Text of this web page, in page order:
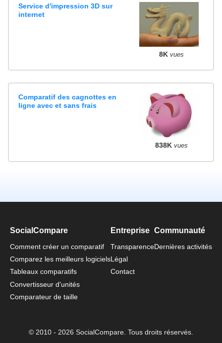
Service d'impression 3D sur
internet
8K vues
Comparatif des cagnottes en
ligne avec et sans frais
838K vues
SocialCompare
Comment créer un comparatif
Comparez les meilleurs logiciels
Tableaux comparatifs
Convertisseur d'unités
Comparateur de taille
Entreprise
Transparence
Légal
Contact
Communauté
Dernières activités
© 2010 - 2026 SocialCompare. Tous droits réservés.